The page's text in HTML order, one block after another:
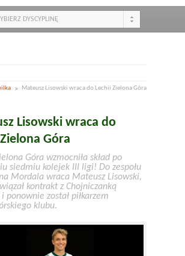
DYSCYPLINĘ
Mateusz Lisowski wraca do Lechii Zielona Góra
Lisowski wraca do
Góra
Góra wzmocniła skład po
siedmiu kolejek III ligi! Do zespołu
Mordala wraca Mateusz Lisowski,
kontrakt z Chojniczanką
ponownie został piłkarzem
klubu.